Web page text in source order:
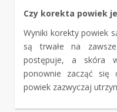
Czy korekta powiek
Wyniki korekty powiek
są trwałe na
postępuje, a skóra
ponownie zacząć się
powiek zazwyczaj